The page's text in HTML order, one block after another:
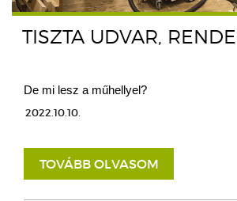
TISZTA UDVAR,
De mi lesz a műhellyel?
2022.10.10.
TOVÁBB OLVASOM